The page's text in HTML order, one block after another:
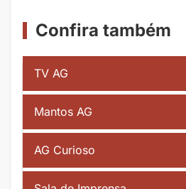
Confira também
TV AG
Mantos AG
AG Curioso